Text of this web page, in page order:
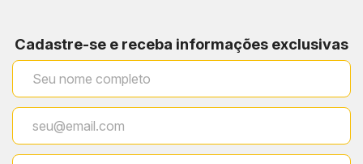
Cadastre-se e receba informações exclusivas